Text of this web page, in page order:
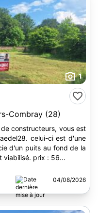
1
Combray (28)
constructeurs, vous est
celui-ci est d'une
d'un puits au fond de la
parcelle. de plus, il est déjà clos et viabilisé. prix : 56...
04/08/2026